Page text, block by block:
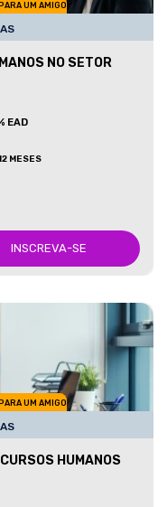
UM AMIGO
NO SETOR
EAD
MESES
INSCREVA-SE
UM AMIGO
HUMANOS